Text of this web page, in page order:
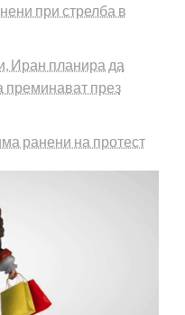
при стрелба в
Иран планира да
преминават през
ранени на протест